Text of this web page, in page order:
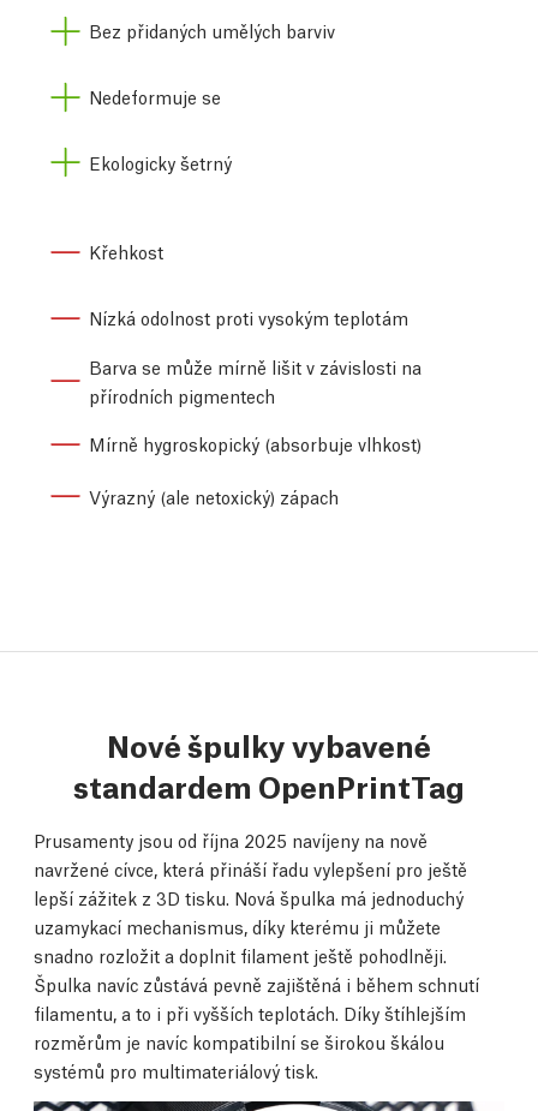
Bez přidaných umělých barviv
Nedeformuje se
Ekologicky šetrný
Křehkost
Nízká odolnost proti vysokým teplotám
Barva se může mírně lišit v závislosti na
přírodních pigmentech
Mírně hygroskopický (absorbuje vlhkost)
Výrazný (ale netoxický) zápach
Nové špulky vybavené
standardem OpenPrintTag
Prusamenty jsou od října 2025 navíjeny na nově
navržené cívce, která přináší řadu vylepšení pro ještě
lepší zážitek z 3D tisku. Nová špulka má jednoduchý
uzamykací mechanismus, díky kterému ji můžete
snadno rozložit a doplnit filament ještě pohodlněji.
Špulka navíc zůstává pevně zajištěná i během schnutí
filamentu, a to i při vyšších teplotách. Díky štíhlejším
rozměrům je navíc kompatibilní se širokou škálou
systémů pro multimateriálový tisk.